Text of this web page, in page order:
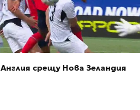
срещу Нова Зеландия